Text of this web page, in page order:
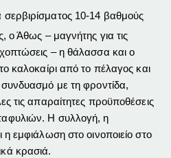
10-14 βαθμούς
ο Άθως – μαγνήτης για τις
– η θάλασσα και ο
καλοκαίρι από το πέλαγος και
με τη φροντίδα,
τις απαραίτητες προϋποθέσεις
Η συλλογή, η
εμφιάλωση στο οινοποιείο στο
κρασιά.